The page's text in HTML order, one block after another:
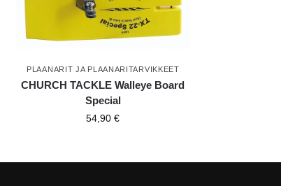
PLAANARIT JA PLAANARITARVIKKEET
CHURCH TACKLE Walleye Board
Special
54,90€